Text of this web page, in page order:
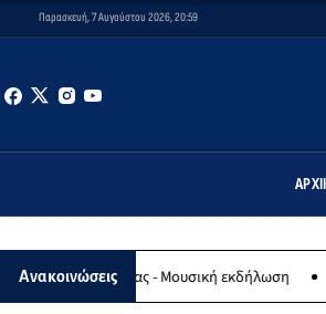
Παρασκευή, 7 Αυγούστου 2026, 20:59
Ανακοινώσεις- Μουσική εκδήλωση Λέρος: